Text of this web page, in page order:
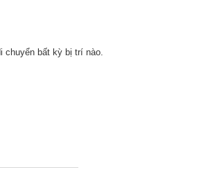
chuyển bất kỳ bị trí nào.